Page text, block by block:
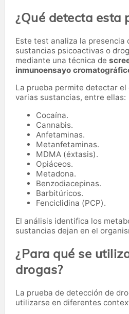
¿Qué detecta esta
Este test analiza la presencia
sustancias psicoactivas o
mediante una técnica de
inmunoensayo
La prueba permite detectar el
varias sustancias, entre ellas:
Cocaína.
Cannabis.
Anfetaminas.
Metanfetaminas.
MDMA (éxtasis).
Opiáceos.
Metadona.
Benzodiacepinas.
Barbitúricos.
Fenciclidina (PCP).
El análisis identifica los
sustancias dejan en el
¿Para qué se
drogas?
La prueba de detección de
utilizarse en diferentes